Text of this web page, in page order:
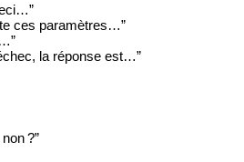
ces paramètres…”
la réponse est…”
?”